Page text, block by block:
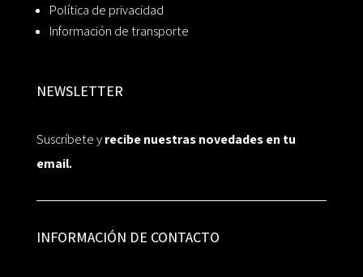
Política de privacidad
Información de transporte
NEWSLETTER
Suscríbete yrecibe nuestras novedades en tu
email.
INFORMACIÓN DE CONTACTO